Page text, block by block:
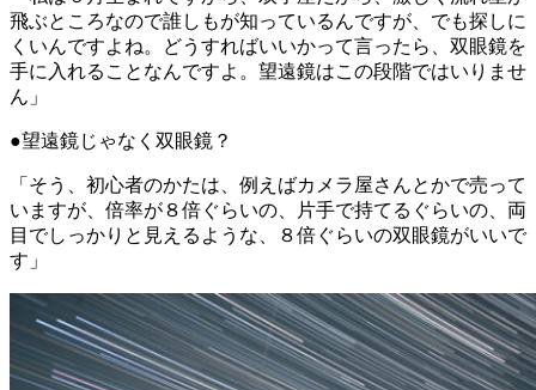
飛ぶところなので誰しもが知っているんですが、でも探しに
くいんですよね。どうすればいいかって言ったら、双眼鏡を
手に入れることなんですよ。望遠鏡はこの段階ではいりませ
ん」
●望遠鏡じゃなく双眼鏡？
「そう、初心者のかたは、例えばカメラ屋さんとかで売って
いますが、倍率が８倍ぐらいの、片手で持てるぐらいの、両
目でしっかりと見えるような、８倍ぐらいの双眼鏡がいいで
す」